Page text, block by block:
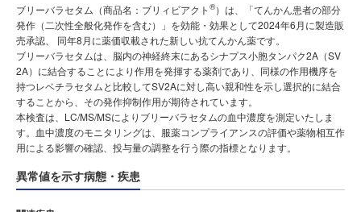
ブリーバラセタム（商品名：ブリィビアクト ®）は、「てんかん患者の部分
発作（二次性全般化発作を含む）」を効能・効果として2024年6月に製造販
売承認、 同年8月に薬価収載された新しい抗てんかん薬です。
ブリーバラセタムは、脳内の神経終末にあるシナプス小胞タンパク2A（SV
2A）に結合することにより作用を発揮する薬剤であり、同様の作用機序を
持つレベチラセタムと比較してSV2Aに対し高い親和性を示し選択的に結合
することから、その発作抑制作用が期待されています。
本検査は、LC/MS/MSによりブリーバラセタムの血中濃度を測定いたしま
す。血中濃度のモニタリングは、服薬コンプライアンスの評価や薬物相互作
用による影響の確認、投与量の調整を行う際の指標となります。
異常値を示す病態・疾患